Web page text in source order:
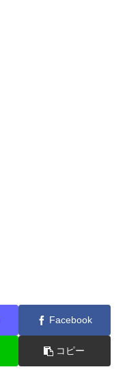
Facebook
コピー